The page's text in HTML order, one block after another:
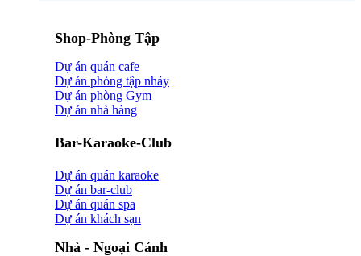
Shop-Phòng Tập
Dự án quán cafe
Dự án phòng tập nhảy
Dự án phòng Gym
Dự án nhà hàng
Bar-Karaoke-Club
Dự án quán karaoke
Dự án bar-club
Dự án quán spa
Dự án khách sạn
Nhà - Ngoại Cảnh